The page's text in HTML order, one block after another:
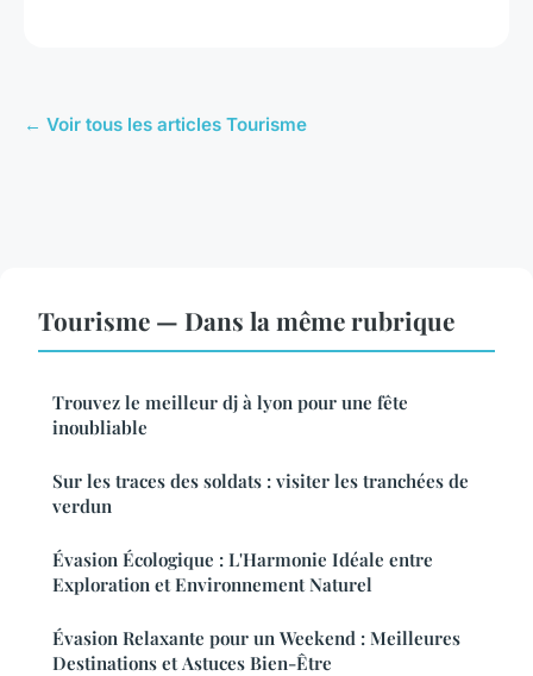
← Voir tous les articles Tourisme
Tourisme — Dans la même rubrique
Trouvez le meilleur dj à lyon pour une fête
inoubliable
Sur les traces des soldats : visiter les tranchées de
verdun
Évasion Écologique : L'Harmonie Idéale entre
Exploration et Environnement Naturel
Évasion Relaxante pour un Weekend : Meilleures
Destinations et Astuces Bien-Être